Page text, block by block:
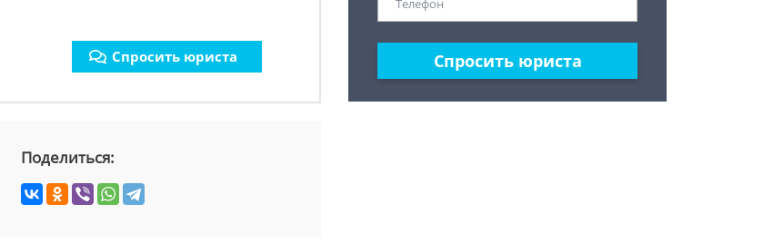
Спросить юриста
Поделиться:
Спросить юриста